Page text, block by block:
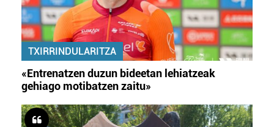
TXIRRINDULARITZA
«Entrenatzen duzun bideetan lehiatzeak
gehiago motibatzen zaitu»